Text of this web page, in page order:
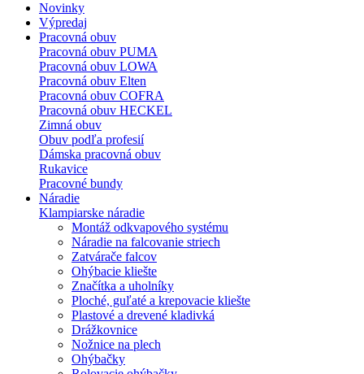
Novinky
Výpredaj
Pracovná obuv
Pracovná obuv PUMA
Pracovná obuv LOWA
Pracovná obuv Elten
Pracovná obuv COFRA
Pracovná obuv HECKEL
Zimná obuv
Obuv podľa profesií
Dámska pracovná obuv
Rukavice
Pracovné bundy
Náradie
Klampiarske náradie
Montáž odkvapového systému
Náradie na falcovanie striech
Zatvárače falcov
Ohýbacie kliešte
Značítka a uholníky
Ploché, guľaté a krepovacie kliešte
Plastové a drevené kladivká
Drážkovnice
Nožnice na plech
Ohýbačky